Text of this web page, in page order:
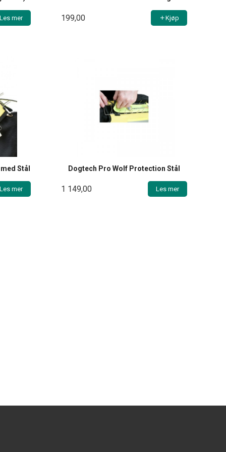
mer 199,00 Kjøp
Stål
mer
Dogtech Pro Wolf Protection Stål
1 149,00 Les mer